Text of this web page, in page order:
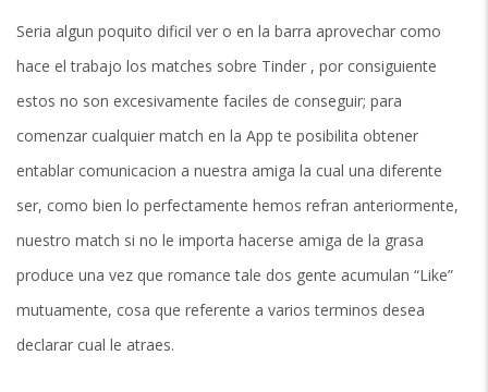
Seri­a algun poquito dificil ver o en la barra aprovechar como
hace el trabajo los matches sobre Tinder , por consiguiente
estos no son excesivamente faciles de conseguir; para
comenzar cualquier match en la App te posibilita obtener
entablar comunicacion a nuestra amiga la cual una diferente
ser, como bien lo perfectamente hemos refran anteriormente,
nuestro match si no le importa hacerse amiga de la grasa
produce una vez que romance tale dos gente acumulan “Like”
mutuamente, cosa que referente a varios terminos desea
declarar cual le atraes.